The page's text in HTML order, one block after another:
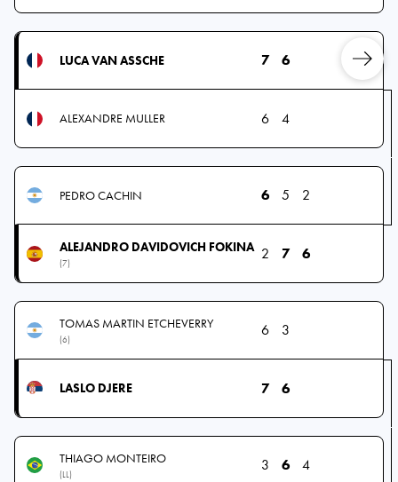
LUCA VAN ASSCHE 7 6
ALEXANDRE MULLER 6 4
PEDRO CACHIN 6 5 2
ALEJANDRO DAVIDOVICH FOKINA
(7)
2 7 6
TOMAS MARTIN ETCHEVERRY
(6)
6 3
LASLO DJERE 7 6
THIAGO MONTEIRO
(LL)
3 6 4